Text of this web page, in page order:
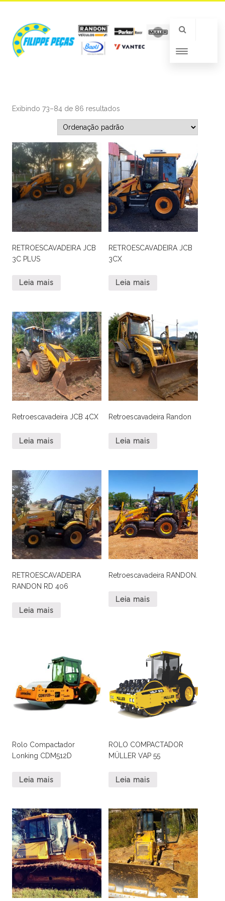
Exibindo 73–84 de 86 resultados
RETROESCAVADEIRA JCB
3C PLUS
Leia mais
RETROESCAVADEIRA JCB
3CX
Leia mais
Retroescavadeira JCB 4CX
Leia mais
Retroescavadeira Randon
Leia mais
RETROESCAVADEIRA
RANDON RD 406
Leia mais
Retroescavadeira RANDON.
Leia mais
Rolo Compactador
Lonking CDM512D
Leia mais
ROLO COMPACTADOR
MÜLLER VAP 55
Leia mais